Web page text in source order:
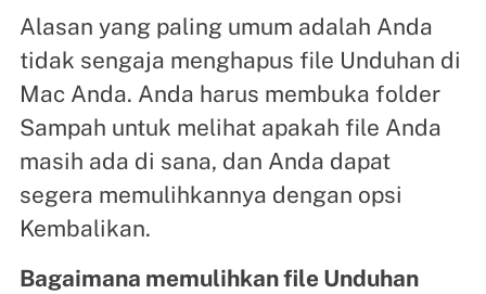
Alasan yang paling umum adalah Anda
tidak sengaja menghapus file Unduhan di
Mac Anda. Anda harus membuka folder
Sampah untuk melihat apakah file Anda
masih ada di sana, dan Anda dapat
segera memulihkannya dengan opsi
Kembalikan.
Bagaimana memulihkan file Unduhan